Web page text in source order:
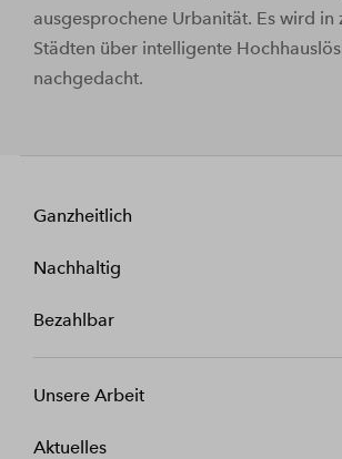
ausgesprochene Urbanität. Es wird in
Städten über intelligente
nachgedacht.
Ganzheitlich
Nachhaltig
Bezahlbar
Unsere Arbeit
Aktuelles